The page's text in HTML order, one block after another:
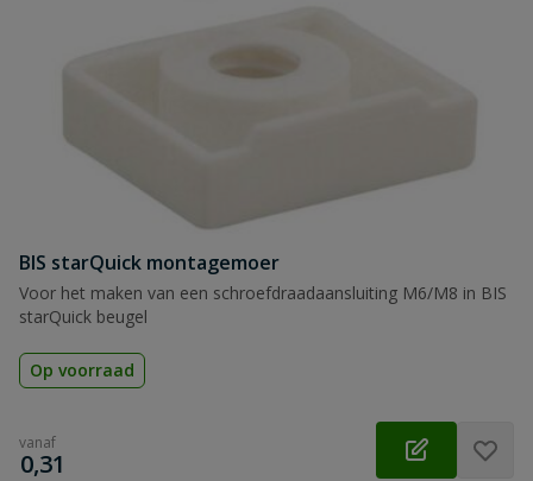
BIS starQuick montagemoer
Voor het maken van een schroefdraadaansluiting M6/M8 in BIS
starQuick beugel
Op voorraad
vanaf
€
0,31